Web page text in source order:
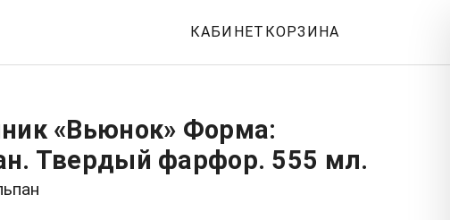
КАБИНЕТ КОРЗИНА
«Вьюнок» Форма:
Твердый фарфор. 555 мл.